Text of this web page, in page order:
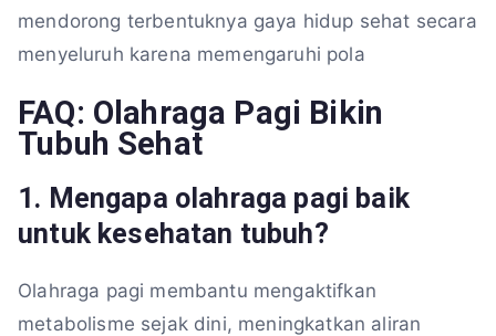
mendorong terbentuknya gaya hidup sehat secara
menyeluruh karena memengaruhi pola
FAQ: Olahraga Pagi Bikin
Tubuh Sehat
1. Mengapa olahraga pagi baik
untuk kesehatan tubuh?
Olahraga pagi membantu mengaktifkan
metabolisme sejak dini, meningkatkan aliran